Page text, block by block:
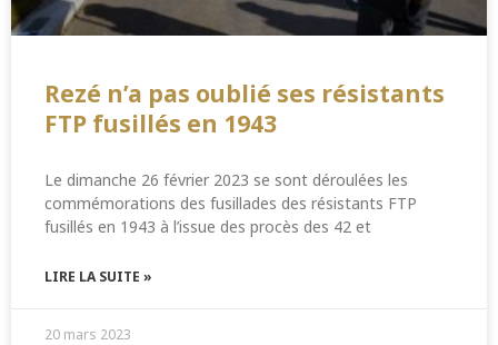
Rezé n’a pas oublié ses résistants
FTP fusillés en 1943
Le dimanche 26 février 2023 se sont déroulées les
commémorations des fusillades des résistants FTP
fusillés en 1943 à l’issue des procès des 42 et
LIRE LA SUITE »
20 mars 2023